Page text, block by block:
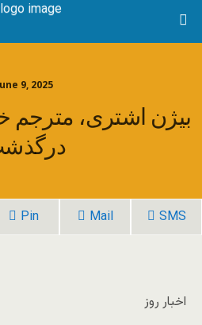
9, 2025
بیژن اشتری، مترجم
Pin Mail SMS
اخبار روز